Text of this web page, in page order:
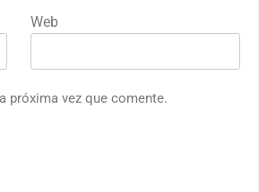
Web
próxima vez que comente.